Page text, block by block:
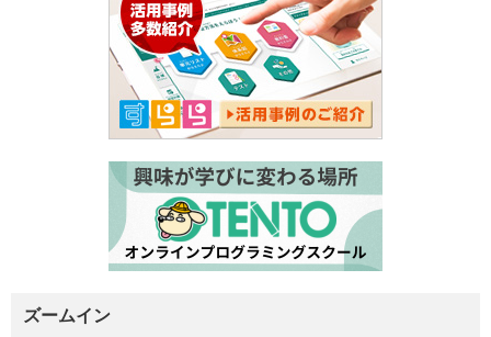
ズームイン